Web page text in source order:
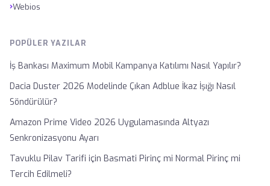
›Webios
POPÜLER YAZILAR
İş Bankası Maximum Mobil Kampanya Katılımı Nasıl Yapılır?
Dacia Duster 2026 Modelinde Çıkan Adblue İkaz İşığı Nasıl
Söndürülür?
Amazon Prime Video 2026 Uygulamasında Altyazı
Senkronizasyonu Ayarı
Tavuklu Pilav Tarifi için Basmati Pirinç mi Normal Pirinç mi
Tercih Edilmeli?